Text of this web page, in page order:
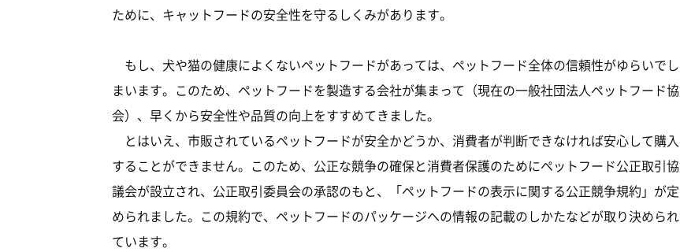
ために、キャットフードの安全性を守るしくみがあります。
もし、犬や猫の健康によくないペットフードがあっては、ペットフード全体の信頼性がゆらいでし
まいます。このため、ペットフードを製造する会社が集まって（現在の一般社団法人ペットフード協
会）、早くから安全性や品質の向上をすすめてきました。
とはいえ、市販されているペットフードが安全かどうか、消費者が判断できなければ安心して購入
することができません。このため、公正な競争の確保と消費者保護のためにペットフード公正取引協
議会が設立され、公正取引委員会の承認のもと、「ペットフードの表示に関する公正競争規約」が定
められました。この規約で、ペットフードのパッケージへの情報の記載のしかたなどが取り決められ
ています。